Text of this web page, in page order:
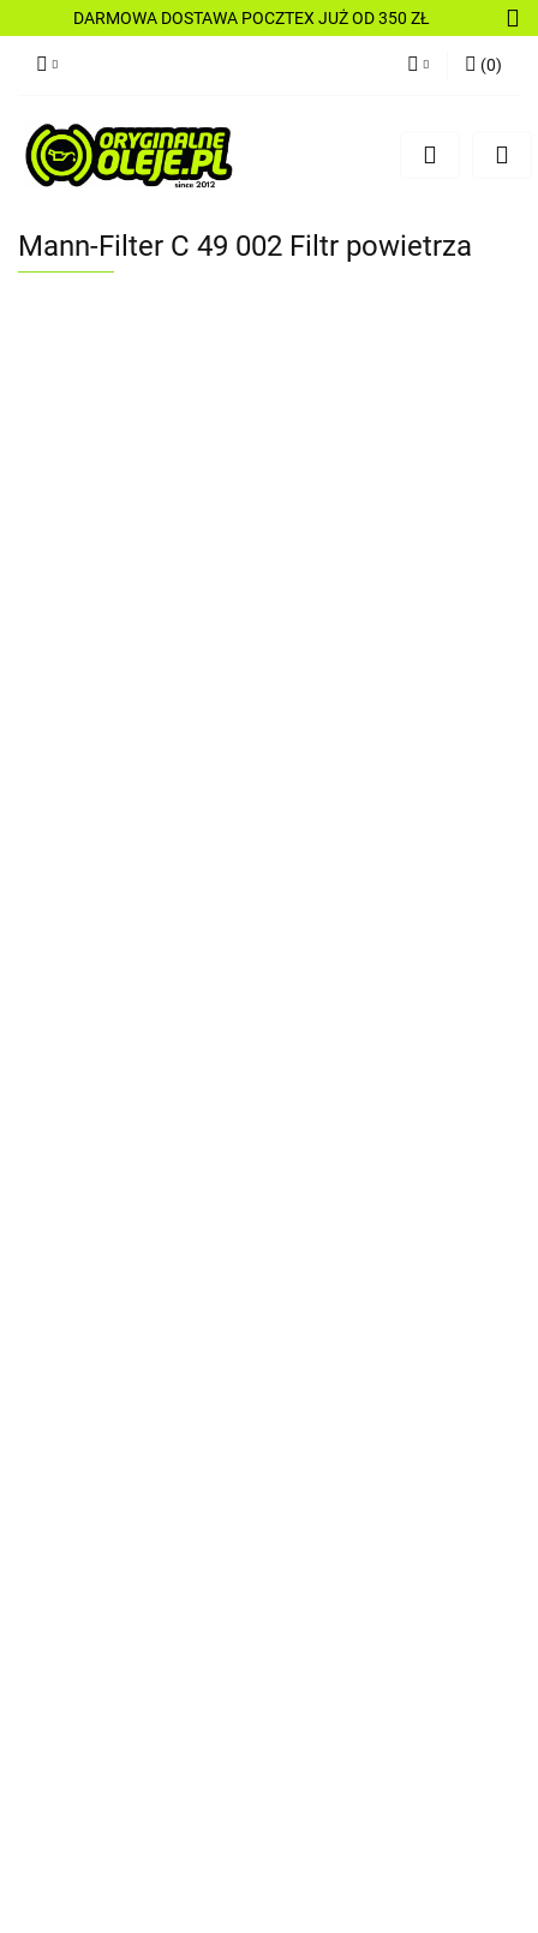
DARMOWA DOSTAWA POCZTEX JUŻ OD 350 ZŁ
Zarejestruj się
(0)
Mann-Filter C 49 002 Filtr powietrza